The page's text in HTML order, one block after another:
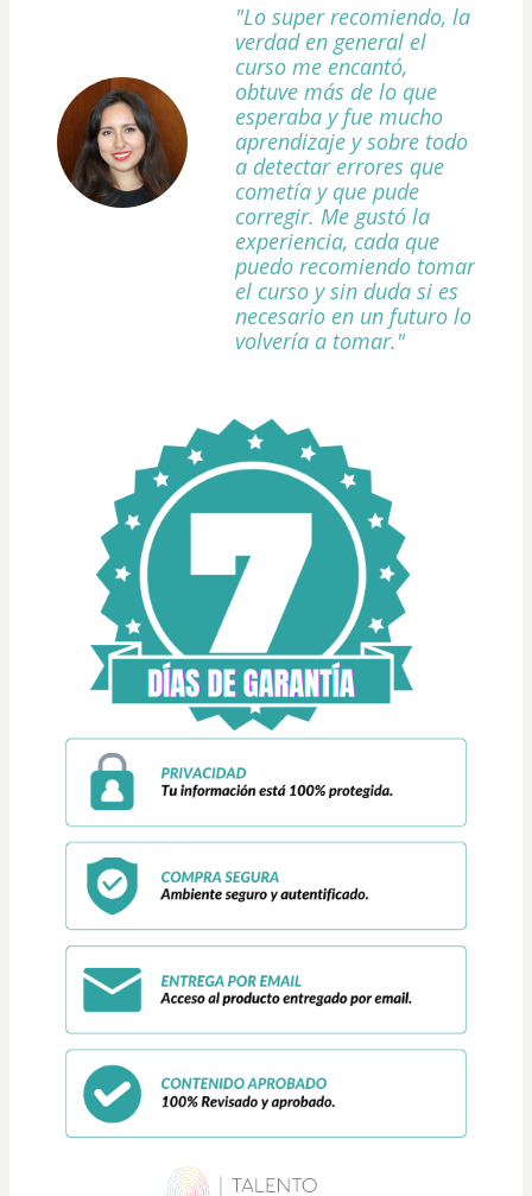
"Lo super recomiendo, la
verdad en general el
curso me encantó,
obtuve más de lo que
esperaba y fue mucho
aprendizaje y sobre todo
a detectar errores que
cometía y que pude
corregir. Me gustó la
experiencia, cada que
puedo recomiendo tomar
el curso y sin duda si es
necesario en un futuro lo
volvería a tomar."